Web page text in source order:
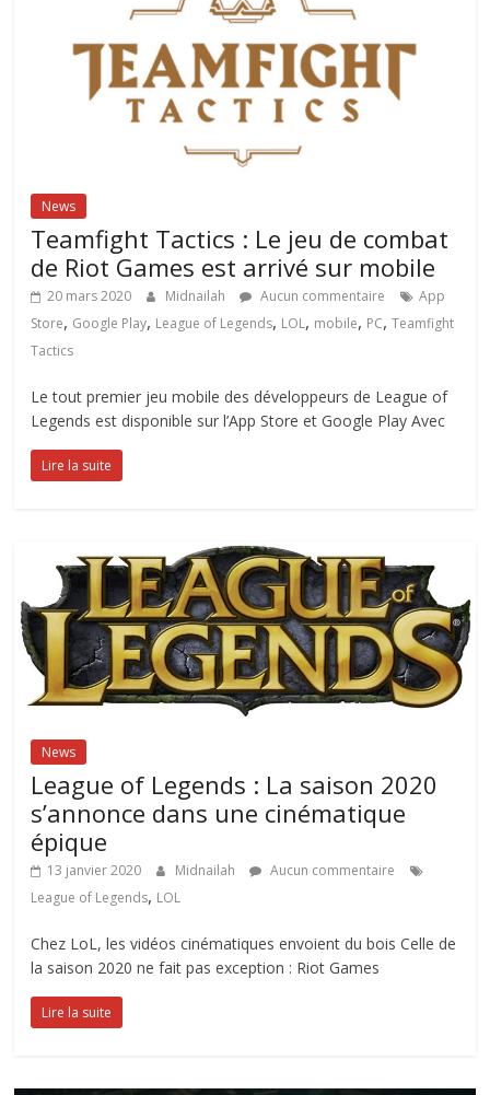
News
Teamfight Tactics : Le jeu de combat
de Riot Games est arrivé sur mobile
20 mars 2020 Midnailah Aucun commentaire
App
Store, Google Play, League of Legends, LOL, mobile, PC,Teamfight
Tactics
Le tout premier jeu mobile des développeurs de League of
Legends est disponible sur l’App Store et Google Play Avec
Lire la suite
News
League of Legends : La saison 2020
s’annonce dans une cinématique
épique
13 janvier 2020 Midnailah
Aucun commentaire
League of Legends, LOL
Chez LoL, les vidéos cinématiques envoient du bois Celle de
la saison 2020 ne fait pas exception : Riot Games
Lire la suite